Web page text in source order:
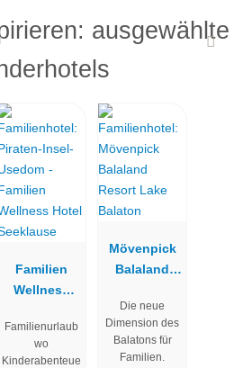
ausgewählte
Familien
Wellness
Seeklause
Familienurlaub
wo
Kinderabenteue
Mövenpick
Balaland
Balaton
Die neue
Dimension des
Balatons für
Familien.